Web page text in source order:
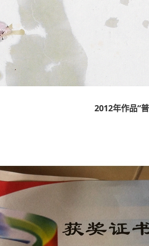
2012年作品“